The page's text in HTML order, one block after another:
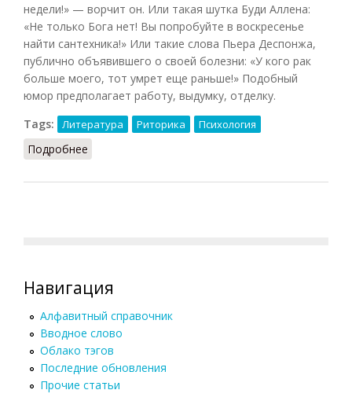
недели!» — ворчит он. Или такая шутка Буди Аллена:
«Не только Бога нет! Вы попробуйте в воскресенье
найти сантехника!» Или такие слова Пьера Деспонжа,
публично объявившего о своей болезни: «У кого рак
больше моего, тот умрет еще раньше!» Подобный
юмор предполагает работу, выдумку, отделку.
Tags:
Литература Риторика Психология
Подробнее
Навигация
Алфавитный справочник
Вводное слово
Облако тэгов
Последние обновления
Прочие статьи